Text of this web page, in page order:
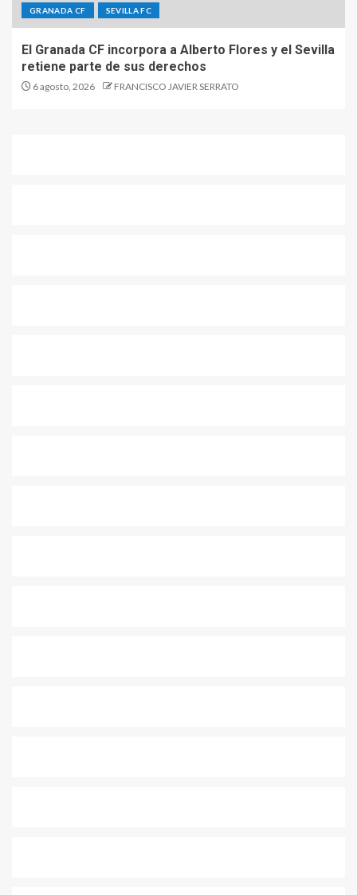
GRANADA CF SEVILLA FC
El Granada CF incorpora a Alberto Flores y el Sevilla
retiene parte de sus derechos
6 agosto, 2026 FRANCISCO JAVIER SERRATO